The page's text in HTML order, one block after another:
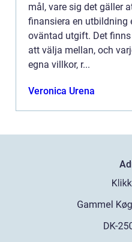
mål, vare sig det gäller
finansiera en utbildning
oväntad utgift. Det
att välja mellan, och
egna villkor, r...
Veronica Urena